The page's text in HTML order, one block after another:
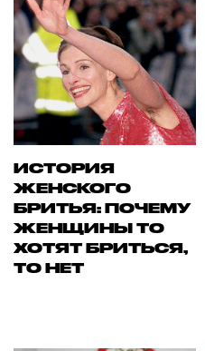
ИСТОРИЯ
ЖЕНСКОГО
БРИТЬЯ: ПОЧЕМУ
ЖЕНЩИНЫ ТО
ХОТЯТ БРИТЬСЯ,
ТО НЕТ